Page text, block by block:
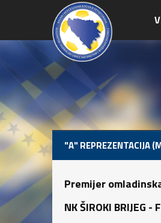
"A" REPREZENTACIJA
Premijer
NK ŠIROKI BRIJEG -